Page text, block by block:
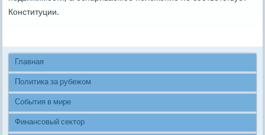
Конституции.
Главная
Политика за рубежом
События в мире
Финансовый сектор